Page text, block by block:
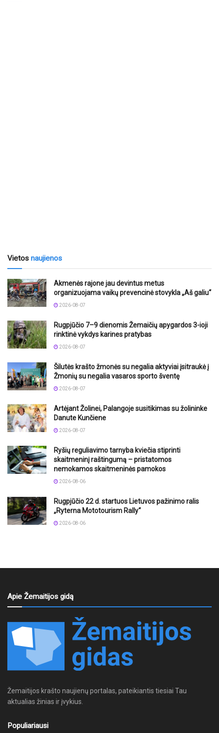
Vietos naujienos
Akmenės rajone jau devintus metus
organizuojama vaikų prevencinė stovykla „Aš galiu“
2026-08-07
Rugpjūčio 7–9 dienomis Žemaičių apygardos 3-ioji
rinktinė vykdys karines pratybas
2026-08-07
Šilutės krašto žmonės su negalia aktyviai įsitraukė į
Žmonių su negalia vasaros sporto šventę
2026-08-07
Artėjant Žolinei, Palangoje susitikimas su žolininke
Danute Kunčiene
2026-08-07
Ryšių reguliavimo tarnyba kviečia stiprinti
skaitmeninį raštingumą – pristatomos
nemokamos skaitmeninės pamokos
2026-08-06
Rugpjūčio 22 d. startuos Lietuvos pažinimo ralis
„Ryterna Mototourism Rally“
2026-08-06
Apie Žemaitijos gidą
Žemaitijos krašto naujienų portalas, pateikiantis tiesiai Tau
aktualias žinias ir įvykius.
Populiariausi